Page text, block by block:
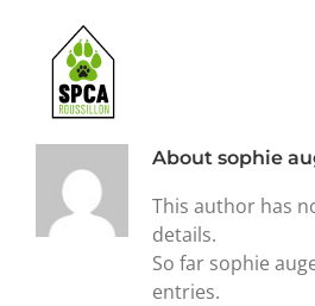
content
About sophie
This author has
details.
So far sophie
entries.